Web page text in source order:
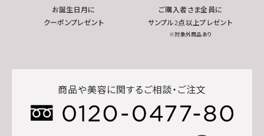
お誕生日月に
クーポンプレゼント
ご購入者さま全員に
サンプル2点以上プレゼント
※対象外商品あり
商品や美容に関するご相談・ご注文